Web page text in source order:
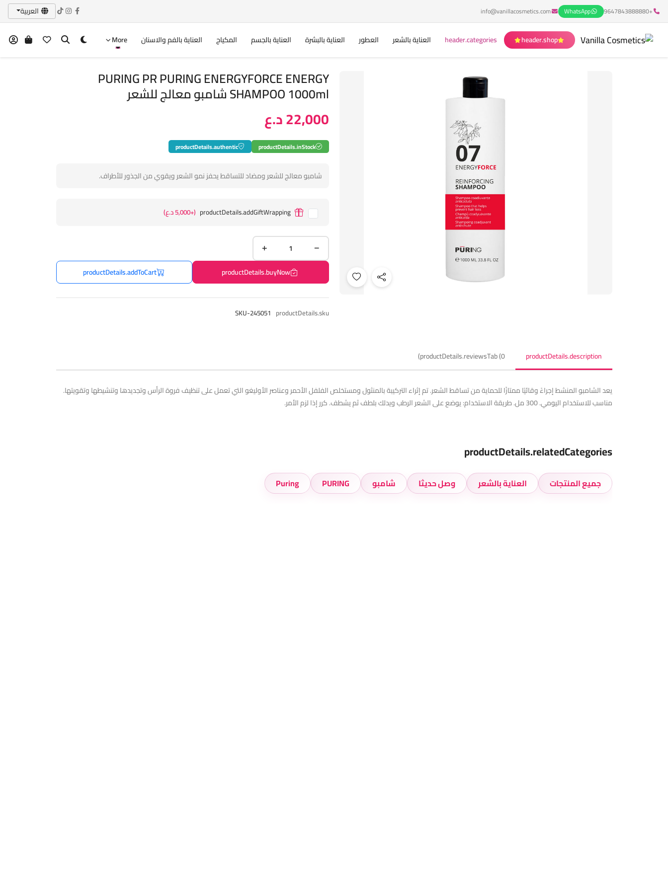
+9647843888880
WhatsApp
info@vanillacosmetics.com العربية
header.shop
header.categories العناية بالشعر العطور العناية بالبشرة العناية بالجسم المكياج العناية بالفم والاسنان More
PURING PR PURING ENERGYFORCE ENERGY
SHAMPOO 1000ml شامبو معالج للشعر
22,000 د.ع
productDetails.inStock
productDetails.authentic
شامبو معالج للشعر ومضاد للتساقط يحفز نمو الشعر ويقوي من الجذور للأطراف.
productDetails.addGiftWrapping (+5,000 د.ع)
productDetails.buyNow
productDetails.addToCart
productDetails.sku
SKU-245051
productDetails.description
productDetails.reviewsTab (0)
يعد الشامبو المنشط إجراءً وقائيًا ممتازًا للحماية من تساقط الشعر. تم إثراء التركيبة بالمنثول ومستخلص الفلفل الأحمر وعناصر الأوليغو التي تعمل على تنظيف فروة الرأس وتجديدها وتنشيطها وتقويتها.
مناسب للاستخدام اليومي. 300 مل. طريقة الاستخدام: يوضع على الشعر الرطب ويدلك بلطف ثم يشطف. كرر إذا لزم الأمر.
productDetails.relatedCategories
جميع المنتجات العناية بالشعر وصل حديثا شامبو PURING
Puring